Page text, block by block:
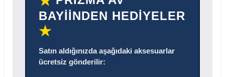
BAYİİNDEN HEDİYELER
★
Satın aldığınızda aşağıdaki aksesuarlar
ücretsiz gönderilir: